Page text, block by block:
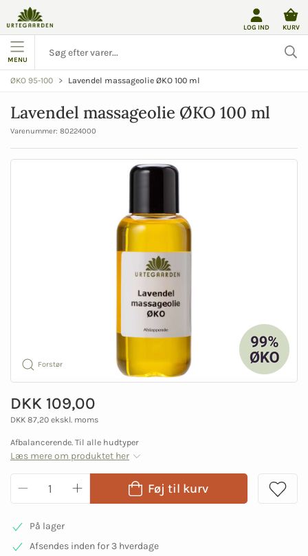
LOG IND KURV
MENU
ØKO 95-100 Lavendel massageolie ØKO 100 ml
Lavendel massageolie ØKO 100 ml
Varenummer: 80224000
Forstør
DKK 109,00
DKK 87,20 ekskl. moms
Afbalancerende. Til alle hudtyper
Læs mere om produktet her
Føj til kurv
På lager
Afsendes inden for 3 hverdage